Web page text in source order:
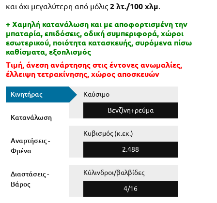
και όχι μεγαλύτερη από μόλις 2 λτ./100 χλμ.
+ Χαμηλή κατανάλωση και με αποφορτισμένη την
μπαταρία, επιδόσεις, οδική συμπεριφορά, χώροι
εσωτερικού, ποιότητα κατασκευής, συρόμενα πίσω
καθίσματα, εξοπλισμός
Τιμή, άνεση ανάρτησης στις έντονες ανωμαλίες,
έλλειψη τετρακίνησης, χώρος αποσκευών
Κινητήρας
Κατανάλωση
Αναρτήσεις -
Φρένα
Διαστάσεις -
Βάρος
Καύσιμο
Βενζίνη+ρεύμα
Κυβισμός (κ.εκ.)
2.488
Κύλινδροι/βαλβίδες
4/16